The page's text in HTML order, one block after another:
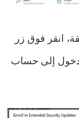
انقر فوق زر
إلى حساب